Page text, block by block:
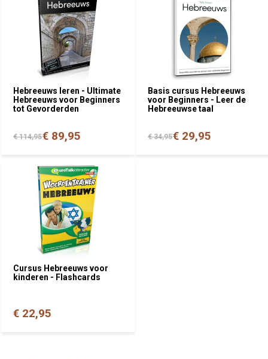
Hebreeuws leren - Ultimate
Hebreeuws voor Beginners
tot Gevorderden
€ 114,95€ 89,95
Basis cursus Hebreeuws
voor Beginners - Leer de
Hebreeuwse taal
€ 34,95€ 29,95
Cursus Hebreeuws voor
kinderen - Flashcards
€ 22,95